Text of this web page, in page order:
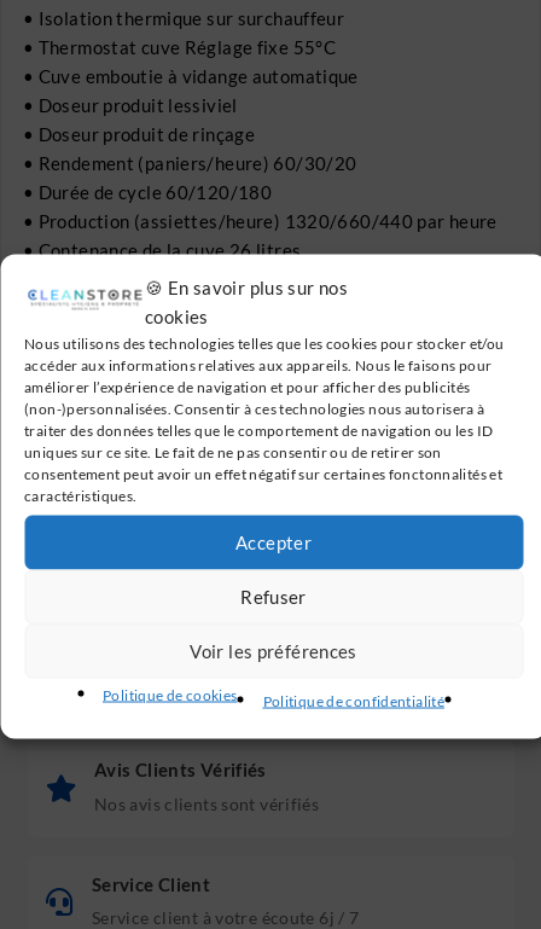
🍪 En savoir plus sur nos
cookies
Nous utilisons des technologies telles que les cookies pour stocker et/ou
accéder aux informations relatives aux appareils. Nous le faisons pour
améliorer l’expérience de navigation et pour afficher des publicités
(non-)personnalisées. Consentir à ces technologies nous autorisera à
traiter des données telles que le comportement de navigation ou les ID
uniques sur ce site. Le fait de ne pas consentir ou de retirer son
consentement peut avoir un effet négatif sur certaines fonctonnalités et
caractéristiques.
Accepter
Refuser
Voir les préférences
Politique de cookies Politique de confidentialité
• Isolation thermique sur surchauffeur
• Thermostat cuve Réglage fixe 55°C
• Cuve emboutie à vidange automatique
• Doseur produit lessiviel
• Doseur produit de rinçage
• Rendement (paniers/heure) 60/30/20
• Durée de cycle 60/120/180
• Production (assiettes/heure) 1320/660/440 par heure
• Contenance de la cuve 26 litres
• Consommation eau de rinçage 3 litres
• Filtres de surface inox dans la cuve
• Dotation 2 paniers 500 x 500 mm
• Puissance 8 900 W / 400 V
Livraison Gratuite
En France métropolitaine à partir de 199€
Paiement Sécurisé
Transactions 100% sécurisées
Avis Clients Vérifiés
Nos avis clients sont vérifiés
Service Client
Service client à votre écoute 6j / 7